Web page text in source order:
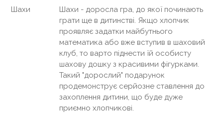
Шахи
Шахи - доросла гра, до якої починають
грати ще в дитинстві. Якщо хлопчик
проявляє задатки майбутнього
математика або вже вступив в шаховий
клуб, то варто піднести їй особисту
шахову дошку з красивими фігурками.
Такий "дорослий" подарунок
продемонструє серйозне ставлення до
захоплення дитини, що буде дуже
приємно хлопчикові.